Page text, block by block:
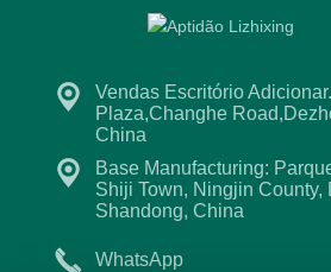
Vendas Escritório
Plaza,Changhe
China
Base Manufacturing:
Shiji Town, Ningjin County,
Shandong, China
WhatsApp